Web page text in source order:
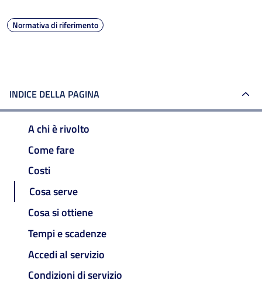
Normativa di riferimento
INDICE DELLA PAGINA
A chi è rivolto
Come fare
Costi
Cosa serve
Cosa si ottiene
Tempi e scadenze
Accedi al servizio
Condizioni di servizio